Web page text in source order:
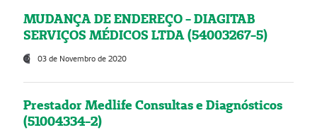
MUDANÇA DE ENDEREÇO - DIAGITAB
SERVIÇOS MÉDICOS LTDA (54003267-5)
03 de Novembro de 2020
Prestador Medlife Consultas e Diagnósticos
(51004334-2)